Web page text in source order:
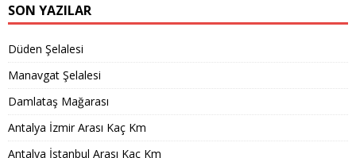
SON YAZILAR
Düden Şelalesi
Manavgat Şelalesi
Damlataş Mağarası
Antalya İzmir Arası Kaç Km
Antalya İstanbul Arası Kaç Km